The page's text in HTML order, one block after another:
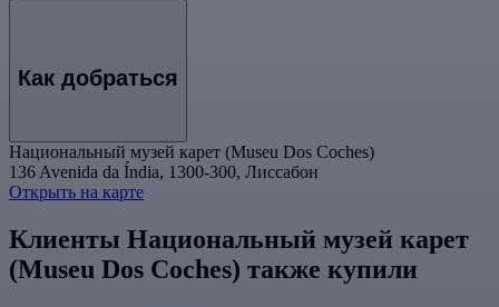
Как добраться
Национальный музей карет (Museu Dos Coches)
136 Avenida da Índia, 1300-300, Лиссабон
Открыть на карте
Клиенты Национальный музей карет
(Museu Dos Coches) также купили